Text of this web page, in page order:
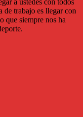
a ustedes con todos
de trabajo es llegar con
que siempre nos ha